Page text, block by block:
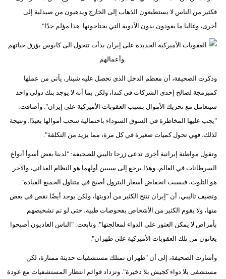
فكثير من الناس لا يستطيعون الذهاب إلى الخارج ويذهبون من صيدلية إلى
أخرى، وغالبا ما يعودون بدون الأدوية التي يحتاجونها. هذا مؤلم جدًا".
وذكرت الصحيفة، أن معظم الدخل الذي تحصل عليه شينار، يأتي من عملها
كمبرمجة لصالح إحدى الشركات في كندا، ولكن بما أنه لا يوجد بنك دولي واحد
سيتعامل مع تحريك الأموال بسبب العقوبات الأميركية على إيران". وأضافت:
"يجب عليها المخاطرة في السوق السوداء باحتمالية سحب أموالها بعيدًا. ونتيجة
لذلك، فهي تحول كميات صغيرة في كل مرة، مما يزيد من التكلفة".
وتقول مواطنة إيرانية أخرى تدعى زرحا تاليبي للصحيفة: "لدينا بعض أسوأ أنواع
السرطانات في العالم، وهذا يرجع إلى سببين أولهما هو النظام الغذائي، والآخر
هو التلوث، فبسبب انخفاض أسعار البترول أصبح في متناول الجميع القيادة".
وتضيف تاليبي، أن "إيران تنتج الكثير من أدويتها، ولكن يوجد أيضًا نقص في بعض
منها، ولا يقوم الكثير من الأشخاص بفحوصات طبية، حتى لو تم تشخيصهم
بأمراض لا يمكن العثور على الدواء لمعالجتها". وتابعت: "الناس العاديون أصبحوا
يعانون من تلك العقوبات الأميركية على طهران".
وأشارت الصحيفة، إلى أن "طهران تمتلك مستشفيات حديثة ممتازة، لكن
مستشفى بلا دواء كجيش بلا ذخيرة". وتزداد قوائم انتظار المستشفيات مع عودة